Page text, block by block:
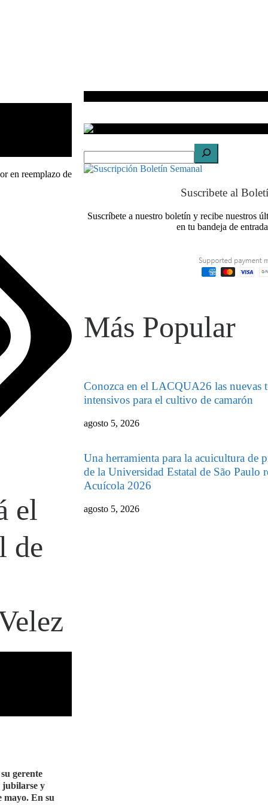
el
de
gerente
jubilarse y
mayo. En su
Suscribete al
Suscríbete a nuestro boletín y recibe nuestros
en tu bandeja de
Más Popular
Conozca en el LACQUA26 las nuevas
intensivos para el cultivo de camarón
agosto 5, 2026
Una herramienta para la acuicultura de
de la Universidad Estatal de São Paulo
Acuícola 2026
agosto 5, 2026